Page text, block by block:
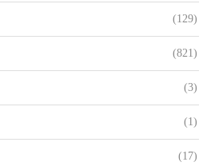
(129)
(821)
(3)
(1)
(17)